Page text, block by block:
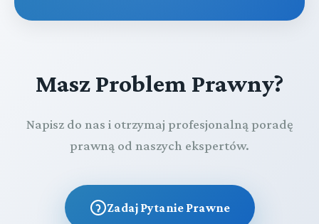
Masz Problem Prawny?
Napisz do nas i otrzymaj profesjonalną poradę
prawną od naszych ekspertów.
Zadaj Pytanie Prawne